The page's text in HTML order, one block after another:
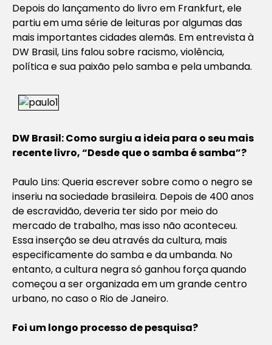
Depois do lançamento do livro em Frankfurt, ele
partiu em uma série de leituras por algumas das
mais importantes cidades alemãs. Em entrevista à
DW Brasil, Lins falou sobre racismo, violência,
política e sua paixão pelo samba e pela umbanda.
DW Brasil: Como surgiu a ideia para o seu mais
recente livro, “Desde que o samba é samba”?
Paulo Lins: Queria escrever sobre como o negro se
inseriu na sociedade brasileira. Depois de 400 anos
de escravidão, deveria ter sido por meio do
mercado de trabalho, mas isso não aconteceu.
Essa inserção se deu através da cultura, mais
especificamente do samba e da umbanda. No
entanto, a cultura negra só ganhou força quando
começou a ser organizada em um grande centro
urbano, no caso o Rio de Janeiro.
Foi um longo processo de pesquisa?